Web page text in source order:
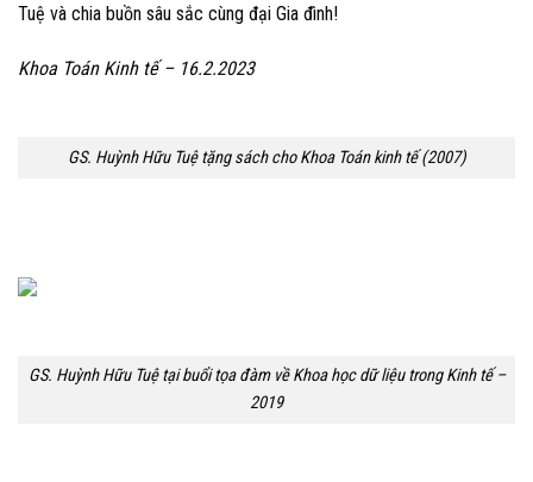
Tuệ và chia buồn sâu sắc cùng đại Gia đình!
Khoa Toán Kinh tế – 16.2.2023
GS. Huỳnh Hữu Tuệ tặng sách cho Khoa Toán kinh tế (2007)
GS. Huỳnh Hữu Tuệ tại buổi tọa đàm về Khoa học dữ liệu trong Kinh tế –
2019